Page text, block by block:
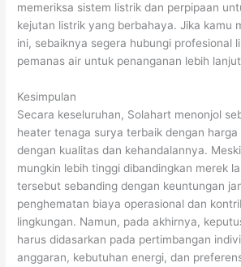
memeriksa sistem listrik dan perpipaan
kejutan listrik yang berbahaya. Jika kamu
ini, sebaiknya segera hubungi profesional
pemanas air untuk penanganan lebih
Kesimpulan
Secara keseluruhan, Solahart menonjol
heater tenaga surya terbaik dengan
dengan kualitas dan kehandalannya.
mungkin lebih tinggi dibandingkan merek
tersebut sebanding dengan keuntungan
penghematan biaya operasional dan
lingkungan. Namun, pada akhirnya,
harus didasarkan pada pertimbangan
anggaran, kebutuhan energi, dan